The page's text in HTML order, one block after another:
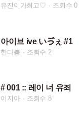
유진이가최고♡ 조회수 0
아이브 ive いゔぇ #1
한다봄 조회수 2
# 001 :: 레이 너 유죄
이지아 조회수 8